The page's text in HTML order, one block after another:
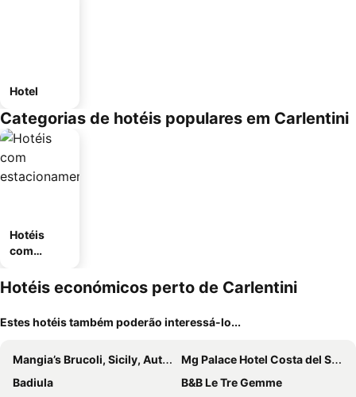
Hotel
Categorias de hotéis populares em Carlentini
Hotéis
com
mento
Hotéis económicos perto de Carlentini
Estes hotéis também poderão interessá-lo...
Mangia’s Brucoli, Sicily, Autograph Collection
Mg Palace Hotel Costa del Sole
Badiula
B&B Le Tre Gemme